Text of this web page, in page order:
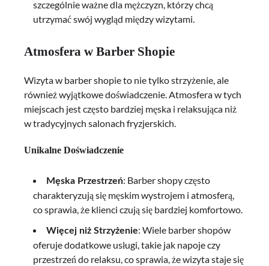
szczególnie ważne dla mężczyzn, którzy chcą
utrzymać swój wygląd między wizytami.
Atmosfera w Barber Shopie
Wizyta w barber shopie to nie tylko strzyżenie, ale
również wyjątkowe doświadczenie. Atmosfera w tych
miejscach jest często bardziej męska i relaksująca niż
w tradycyjnych salonach fryzjerskich.
Unikalne Doświadczenie
Męska Przestrzeń: Barber shopy często
charakteryzują się męskim wystrojem i atmosferą,
co sprawia, że klienci czują się bardziej komfortowo.
Więcej niż Strzyżenie: Wiele barber shopów
oferuje dodatkowe usługi, takie jak napoje czy
przestrzeń do relaksu, co sprawia, że wizyta staje się